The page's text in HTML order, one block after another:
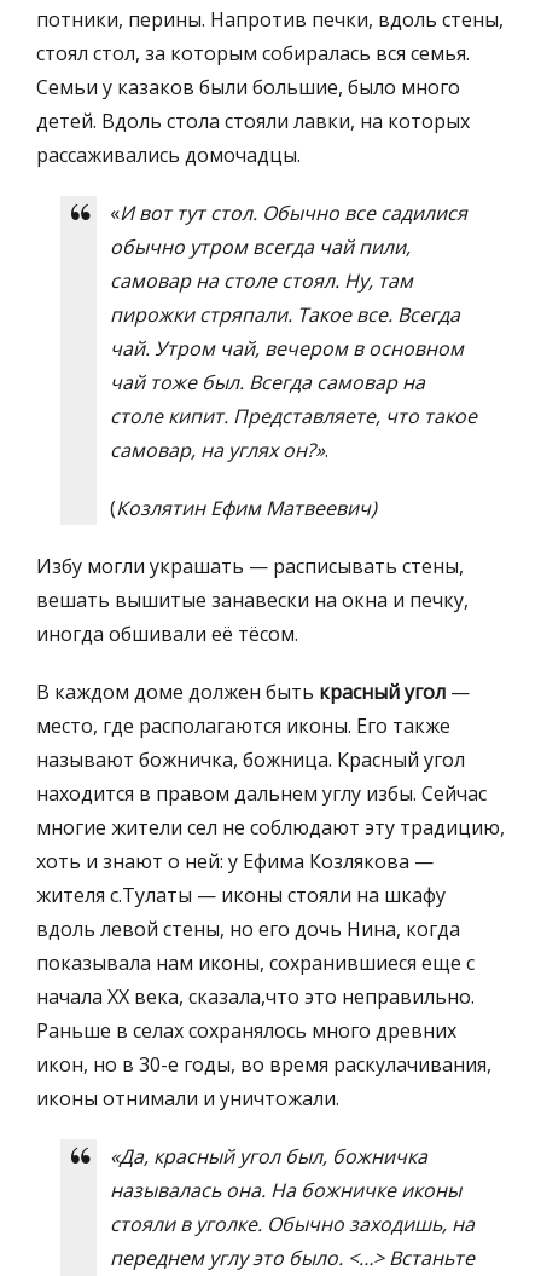
потники, перины. Напротив печки, вдоль стены,
стоял стол, за которым собиралась вся семья.
Семьи у казаков были большие, было много
детей. Вдоль стола стояли лавки, на которых
рассаживались домочадцы.
«И вот тут стол. Обычно все садилися
обычно утром всегда чай пили,
самовар на столе стоял. Ну, там
пирожки стряпали. Такое все. Всегда
чай. Утром чай, вечером в основном
чай тоже был. Всегда самовар на
столе кипит. Представляете, что такое
самовар, на углях он?».
(Козлятин Ефим Матвеевич)
Избу могли украшать — расписывать стены,
вешать вышитые занавески на окна и печку,
иногда обшивали её тёсом.
В каждом доме должен быть красный угол —
место, где располагаются иконы. Его также
называют божничка, божница. Красный угол
находится в правом дальнем углу избы. Сейчас
многие жители сел не соблюдают эту традицию,
хоть и знают о ней: у Ефима Козлякова —
жителя с.Тулаты — иконы стояли на шкафу
вдоль левой стены, но его дочь Нина, когда
показывала нам иконы, сохранившиеся еще с
начала ХХ века, сказала,что это неправильно.
Раньше в селах сохранялось много древних
икон, но в 30-е годы, во время раскулачивания,
иконы отнимали и уничтожали.
«Да, красный угол был, божничка
называлась она. На божничке иконы
стояли в уголке. Обычно заходишь, на
переднем углу это было. <…> Встаньте